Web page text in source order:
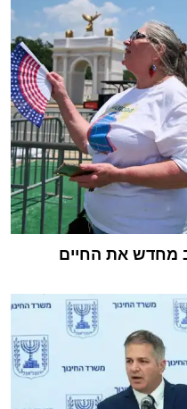
מחדש את החיים